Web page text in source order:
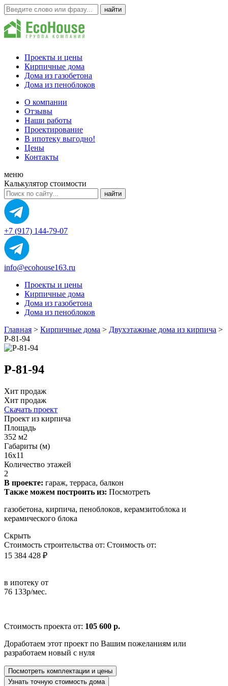
Проекты и цены
Кирпичные дома
Дома из газобетона
Дома из пеноблоков
О компании
Отзывы
Наши работы
Проектирование
В ипотеку выгодно!
Цены
Контакты
меню
Калькулятор стоимости
+7 (917) 144-79-07
info@ecohouse163.ru
Проекты и цены
Кирпичные дома
Дома из газобетона
Дома из пеноблоков
Главная > Кирпичные дома > Двухэтажные дома из кирпича >
Р-81-94
Р-81-94
Хит продаж
Хит продаж
Скачать проект
Проект из кирпича
Площадь
352 м2
Габариты (м)
16x11
Количество этажей
2
В проекте: гараж, терраса, балкон
Также можем построить из: Посмотреть
газобетона, кирпича, пеноблоков, керамзитоблока и
керамического блока
Скрыть
Стоимость строительства от: Стоимость от:
15 384 428 ₽
в ипотеку от
76 133р/мес.
Стоимость проекта от: 105 600 р.
Доработаем этот проект по Вашим пожеланиям или
разработаем новый с нуля
Посмотреть комплектации и цены
Узнать точную стоимость дома